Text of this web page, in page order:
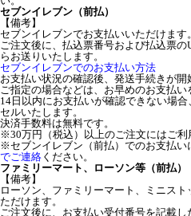
セブンイレブン（前払）
【備考】
セブンイレブンでお支払いいただけます。
ご注文後に、払込票番号および払込票
らお送りいたします。
セブンイレブンでのお支払い方法
お支払い状況の確認後、発送手続きが
ご指定の場合などは、お早めのお支払い
14日以内にお支払いが確認できない場
セルいたします。
決済手数料は無料です。
※30万円（税込）以上のご注文にはご利
※セブンイレブン（前払）でのお支払い
でご連絡 ください。
ファミリーマート、ローソン等（前払）
【備考】
ローソン、ファミリーマート、ミニス
ただけます。
ご注文後に、お支払い受付番号を記載